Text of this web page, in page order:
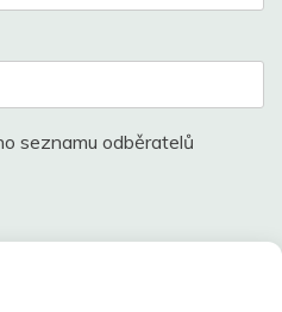
seznamu odběratelů